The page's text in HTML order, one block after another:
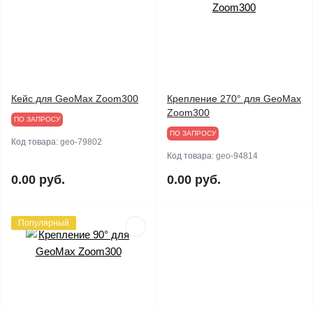
Кейс для GeoMax Zoom300
ПО ЗАПРОСУ
Код товара: geo-79802
0.00 руб.
Крепление 270° для GeoMax
Zoom300
ПО ЗАПРОСУ
Код товара: geo-94814
0.00 руб.
Популярный